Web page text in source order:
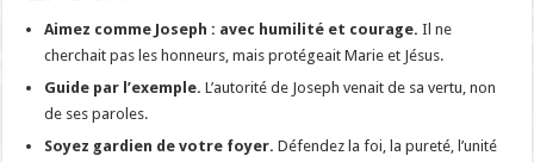
Aimez comme Joseph : avec humilité et courage. Il ne
cherchait pas les honneurs, mais protégeait Marie et Jésus.
Guide par l’exemple. L’autorité de Joseph venait de sa vertu, non
de ses paroles.
Soyez gardien de votre foyer. Défendez la foi, la pureté, l’unité